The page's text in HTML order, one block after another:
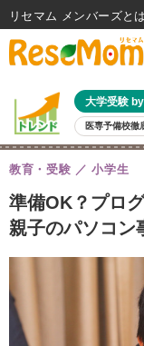
大学受験
医専予備校徹
親子で考える大学選び
共通テスト 夏休み
8月開催イベント・WS
自由研究教材（小学生向け）
準備OK？プロ
親子のパソコン
教育・受験 小学生
リセマム メンバーズ